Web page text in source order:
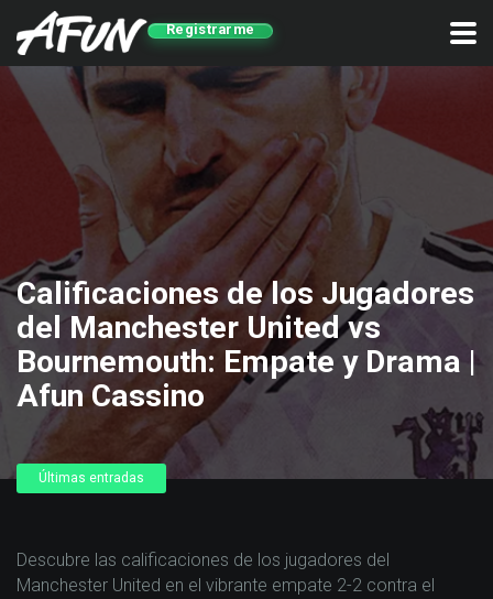
Registrarme
Calificaciones de los Jugadores
del Manchester United vs
Bournemouth: Empate y Drama |
Afun Cassino
Últimas entradas
Descubre las calificaciones de los jugadores del
Manchester United en el vibrante empate 2-2 contra el